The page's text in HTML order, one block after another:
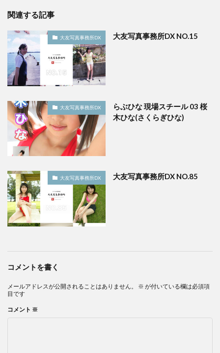
関連する記事
大友写真事務所DX 大友写真事務所DX NO.15
大友写真事務所DX
らぶひな 現場スチール 03 桜
木ひな(さくらぎひな)
大友写真事務所DX 大友写真事務所DX NO.85
コメントを書く
メールアドレスが公開されることはありません。 ※ が付いている欄は必須項
目です
コメント ※